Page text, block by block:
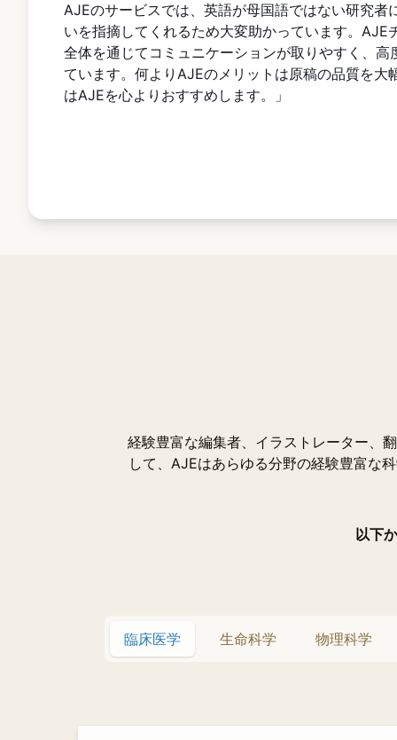
AJEのサービスでは、英語が母国語ではない研究者
いを指摘してくれるため大変助かっています。AJE
全体を通じてコミュニケーションが取りやすく、高
ています。何よりAJEのメリットは原稿の品質を大
はAJEを心よりおすすめします。」
経験豊富な編集者、イラストレーター、
して、AJEはあらゆる分野の経験豊富な
以下
臨床医学 生命科学 物理科学